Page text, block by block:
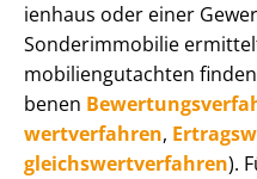
i­en­haus oder einer
Sonderimmobilie
mo­bi­li­en­gut­ach­ten
be­nen
wert­ver­fah­ren,
gleichs­wert­ver­fah­ren).